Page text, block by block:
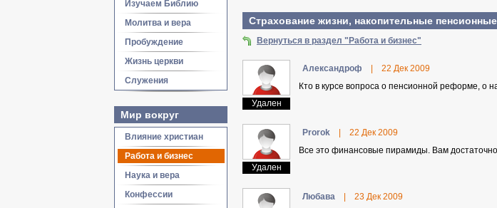
Изучаем Библию
Молитва и вера
Пробуждение
Жизнь церкви
Служения
Мир вокруг
Влияние христиан
Работа и бизнес
Наука и вера
Конфессии
Страхование жизни, накопительные
Вернуться в раздел "Работа и бизнес"
Удален
Aлeкcaндpoф 22 Дек 2009
Кто в курсе вопроса о пенсионной реформе, о
Удален
Prorok 22 Дек 2009
Все это финансовые пирамиды. Вам
Любaвa 23 Дек 2009